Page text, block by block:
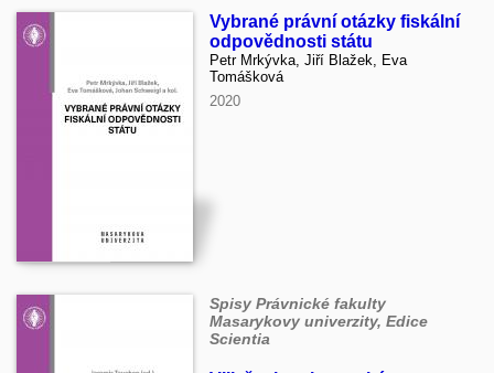
Vybrané právní otázky fiskální
odpovědnosti státu
Petr Mrkývka, Jiří Blažek, Eva
Tomášková
2020
Spisy Právnické fakulty
Masarykovy univerzity, Edice
Scientia